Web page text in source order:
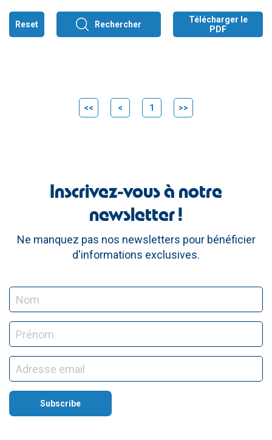
Reset Rechercher
Télécharger le
PDF
<< < 1 >>
Inscrivez-vous à notre
newsletter !
Ne manquez pas nos newsletters pour bénéficier
d'informations exclusives.